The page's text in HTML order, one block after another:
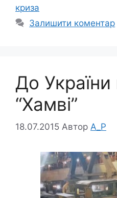
криза
Залишити коментар
До
“Хамві”
18.07.2015 Автор A_P